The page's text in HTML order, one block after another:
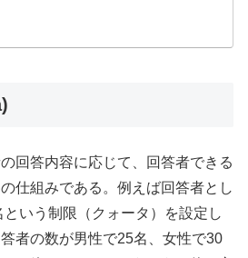
回答内容に応じて、回答者できる
仕組みである。例えば回答者とし
いう制限（クォータ）を設定し
者の数が男性で25名、女性で30